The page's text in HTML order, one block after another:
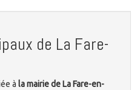
de La Fare-
à la mairie de La Fare-en-